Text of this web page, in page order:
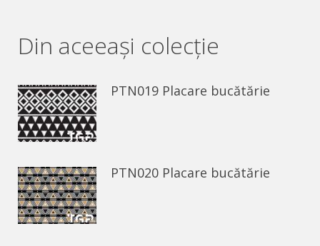
Din aceeaşi colecție
PTN019 Placare bucătărie
PTN020 Placare bucătărie